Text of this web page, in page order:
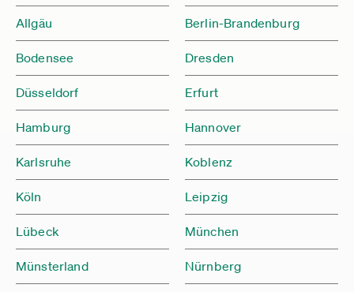
Allgäu Berlin-Brandenburg
Bodensee Dresden
Düsseldorf Erfurt
Hamburg Hannover
Karlsruhe Koblenz
Köln Leipzig
Lübeck München
Münsterland Nürnberg